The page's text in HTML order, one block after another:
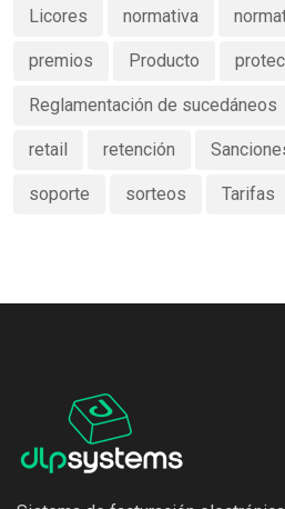
Licores normativa
premios Producto
Reglamentación de sucedáneos
retail retención
soporte sorteos Tarifas